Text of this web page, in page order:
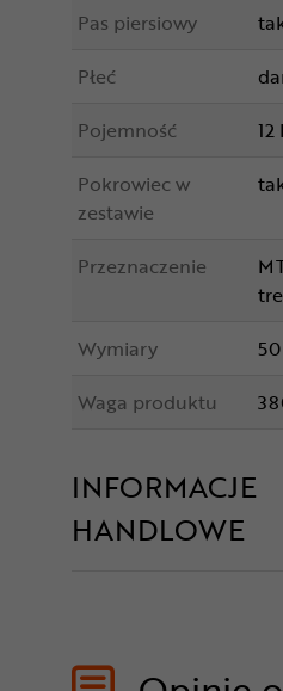
Pas piersiowy
Płeć
Pojemność
12
Pokrowiec w
zestawie
Przeznaczenie
Wymiary
Waga produktu
INFORMACJE
HANDLOWE